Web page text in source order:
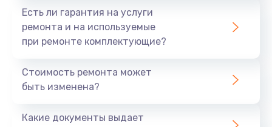
Есть ли гарантия на услуги
ремонта и на используемые
при ремонте комплектующие?
Стоимость ремонта может
быть изменена?
Какие документы выдает